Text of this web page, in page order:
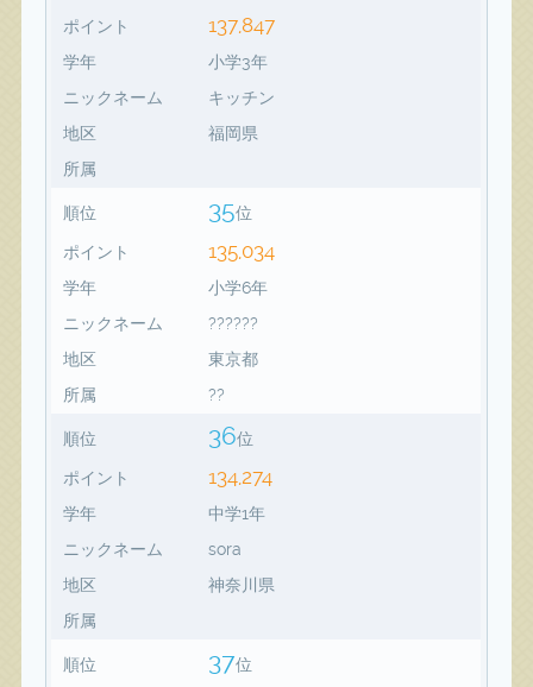
ポイント 137,847
学年
小学3年
ニックネーム
キッチン
地区
福岡県
所属
順位 35位
ポイント 135,034
学年
小学6年
ニックネーム
??????
地区
東京都
所属
??
順位 36位
ポイント 134,274
学年
中学1年
ニックネーム
sora
地区
神奈川県
所属
順位 37位